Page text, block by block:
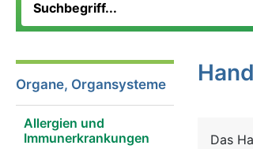
Organe, Organsysteme
Allergien und
Immunerkrankungen
Das